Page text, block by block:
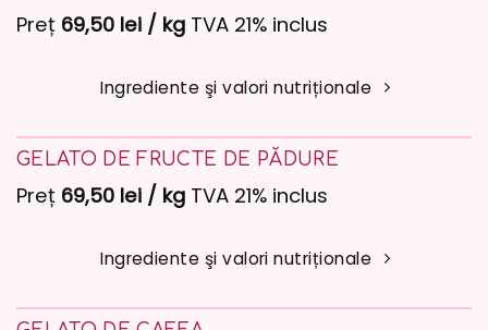
Preț 69,50 lei / kg TVA 21% inclus
Ingrediente şi valori nutriționale
GELATO DE FRUCTE DE PĂDURE
Preț 69,50 lei / kg TVA 21% inclus
Ingrediente şi valori nutriționale